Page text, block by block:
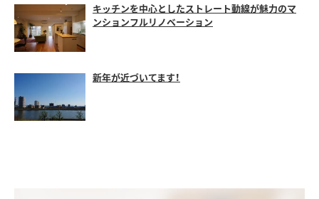
キッチンを中心としたストレート動線が魅力のマ
ンションフルリノベーション
新年が近づいてます！